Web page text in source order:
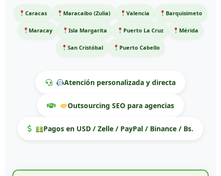
Caracas Maracaibo (Zulia) Valencia Barquisimeto
Maracay Isla Margarita Puerto La Cruz Mérida
San Cristóbal Puerto Cabello
Atención personalizada y directa
Outsourcing SEO para agencias
Pagos en USD / Zelle / PayPal / Binance / Bs.